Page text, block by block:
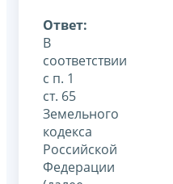
Ответ:
В
соответствии
с п. 1
ст. 65
Земельного
кодекса
Российской
Федерации